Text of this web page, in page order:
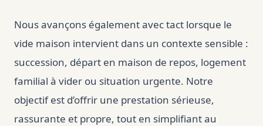
Nous avançons également avec tact lorsque le
vide maison intervient dans un contexte sensible :
succession, départ en maison de repos, logement
familial à vider ou situation urgente. Notre
objectif est d’offrir une prestation sérieuse,
rassurante et propre, tout en simplifiant au